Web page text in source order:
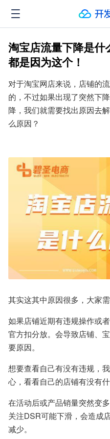
淘宝店流量下降是
都是因为这个！
对于淘宝网店来说，店铺的
的，不过如果出现了突然下
降，我们就需要找出原因去
么原因？
其实这其中原因很多，大家需
如果店铺近期有违规操作或
官方扣分放。会导致店铺、
要原因。
想要查看自己有没有违规，
心，看看自己的店铺有没有什
在活动后或产品销量突然变
关注DSR可能下滑，会造成
减少。